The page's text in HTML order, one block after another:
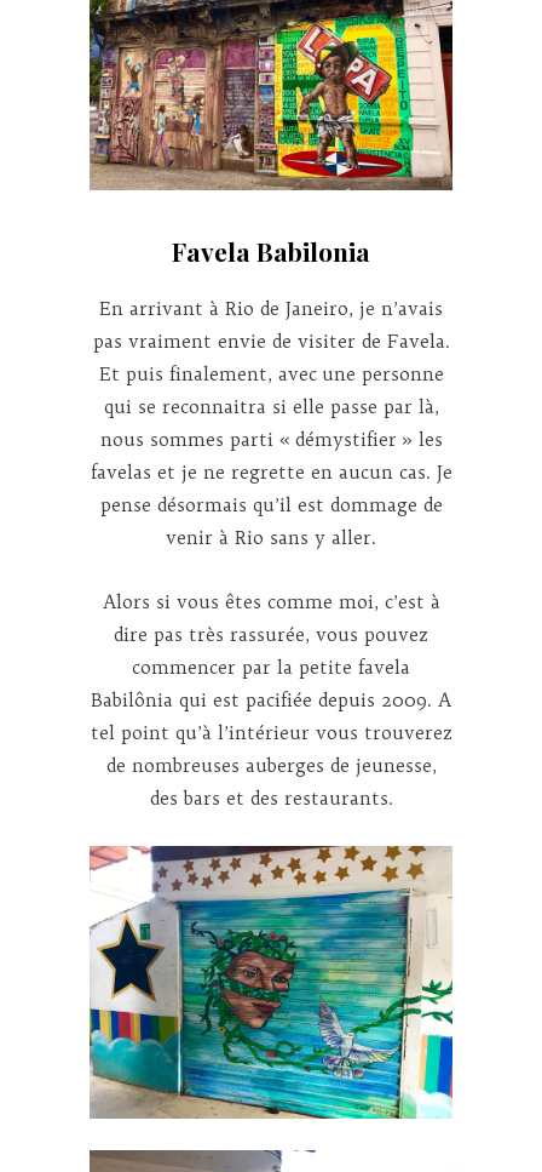
Favela Babilonia
En arrivant à Rio de Janeiro, je n’avais
pas vraiment envie de visiter de Favela.
Et puis finalement, avec une personne
qui se reconnaitra si elle passe par là,
nous sommes parti « démystifier » les
favelas et je ne regrette en aucun cas. Je
pense désormais qu’il est dommage de
venir à Rio sans y aller.
Alors si vous êtes comme moi, c’est à
dire pas très rassurée, vous pouvez
commencer par la petite favela
Babilônia qui est pacifiée depuis 2009. A
tel point qu’à l’intérieur vous trouverez
de nombreuses auberges de jeunesse,
des bars et des restaurants.